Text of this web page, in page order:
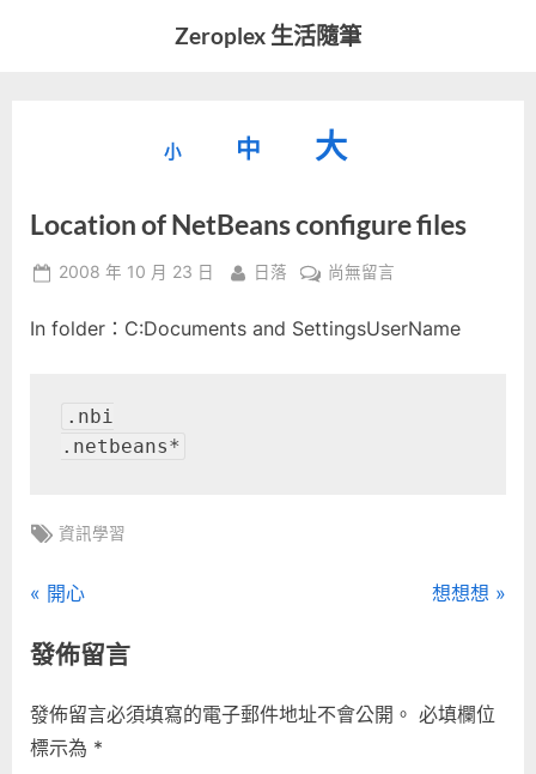
Zeroplex 生活隨筆
發
活
事
小
型
小。
中
重
字
型
大
字
型
Location of NetBeans configure files
Posted
2008 年 10 月 23 日 By
日落
在
of
尚無留言
In folder：C:Documents and SettingsUserName
.nbi
.netbeans*
Tags:
資訊學習
文
章
導
覽
P
e
i
o
開心
N
P
想想想
發佈留言
發佈留言必須填寫的電子郵件地址不會公開。 必填欄位
標示為 *